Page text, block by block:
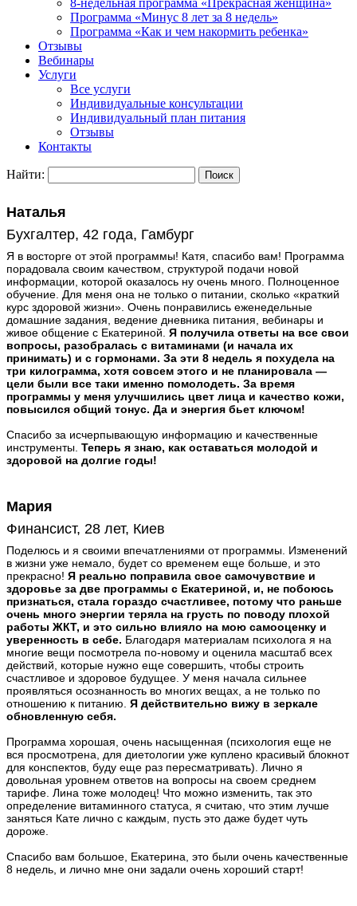
8-недельная программа «Прекрасная женщина»
Программа «Минус 8 лет за 8 недель»
Программа «Как и чем накормить ребенка»
Отзывы
Вебинары
Услуги
Все услуги
Индивидуальные консультации
Индивидуальный план питания
Отзывы
Контакты
Найти:
Наталья
Бухгалтер, 42 года, Гамбург
Я в восторге от этой программы! Катя, спасибо вам! Программа
порадовала своим качеством, структурой подачи новой
информации, которой оказалось ну очень много. Полноценное
обучение. Для меня она не только о питании, сколько «краткий
курс здоровой жизни». Очень понравились еженедельные
домашние задания, ведение дневника питания, вебинары и
живое общение с Екатериной. Я получила ответы на все свои
вопросы, разобралась с витаминами (и начала их
принимать) и с гормонами. За эти 8 недель я похудела на
три килограмма, хотя совсем этого и не планировала —
цели были все таки именно помолодеть. За время
программы у меня улучшились цвет лица и качество кожи,
повысился общий тонус. Да и энергия бьет ключом!
Спасибо за исчерпывающую информацию и качественные
инструменты. Теперь я знаю, как оставаться молодой и
здоровой на долгие годы!
Мария
Финансист, 28 лет, Киев
Поделюсь и я своими впечатлениями от программы. Изменений
в жизни уже немало, будет со временем еще больше, и это
прекрасно! Я реально поправила свое самочувствие и
здоровье за две программы с Екатериной, и, не побоюсь
признаться, стала гораздо счастливее, потому что раньше
очень много энергии теряла на грусть по поводу плохой
работы ЖКТ, и это сильно влияло на мою самооценку и
уверенность в себе. Благодаря материалам психолога я на
многие вещи посмотрела по-новому и оценила масштаб всех
действий, которые нужно еще совершить, чтобы строить
счастливое и здоровое будущее. У меня начала сильнее
проявляться осознанность во многих вещах, а не только по
отношению к питанию. Я действительно вижу в зеркале
обновленную себя.
Программа хорошая, очень насыщенная (психология еще не
вся просмотрена, для диетологии уже куплено красивый блокнот
для конспектов, буду еще раз пересматривать). Лично я
довольная уровнем ответов на вопросы на своем среднем
тарифе. Лина тоже молодец! Что можно изменить, так это
определение витаминного статуса, я считаю, что этим лучше
заняться Кате лично с каждым, пусть это даже будет чуть
дороже.
Спасибо вам большое, Екатерина, это были очень качественные
8 недель, и лично мне они задали очень хороший старт!